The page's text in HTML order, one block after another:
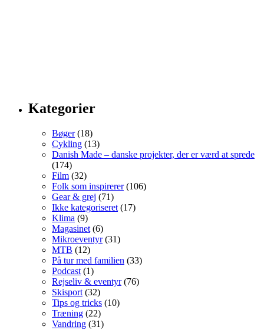
Kategorier
Bøger(18)
Cykling (13)
Danish Made – danske projekter, der er værd at sprede
(174)
Film (32)
Folk som inspirerer(106)
Gear & grej (71)
Ikke kategoriseret (17)
Klima (9)
Magasinet (6)
Mikroeventyr(31)
MTB (12)
På tur med familien (33)
Podcast (1)
Rejseliv & eventyr(76)
Skisport (32)
Tips og tricks (10)
Træning (22)
Vandring (31)